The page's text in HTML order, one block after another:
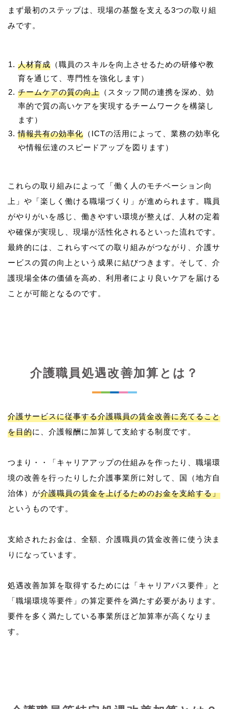
まず最初のステップは、現場の基盤を支える3つの取り組
人材育成 （職員のスキルを向上させるための研修や教
育を通じて、専門性を強化します）
チームケアの質の向上 （スタッフ間の連携を深め、効
率的で質の高いケアを実現するチームワークを構築し
ます）
情報共有の効率化 （ICTの活用によって、業務の効率化
や情報伝達のスピードアップを図ります）
これらの取り組みによって「働く人のモチベーション向
上」や「楽しく働ける職場づくり」が進められます。職員
がやりがいを感じ、働きやすい環境が整えば、人材の定着
や確保が実現し、現場が活性化されるといった流れです。
最終的には、これらすべての取り組みがつながり、介護サ
ービスの質の向上という成果に結びつきます。そして、介
護現場全体の価値を高め、利用者により良いケアを届ける
介護職員処遇改善加算とは？
介護サービスに従事する介護職員の賃金改善に充てること
を目的に、介護報酬に加算して支給する制度です。
つまり・・「キャリアアップの仕組みを作ったり、職場環
境の改善を行ったりした介護事業所に対して、国（地方自
治体）が介護職員の賃金を上げるためのお金を支給する」
というものです。
支給されたお金は、全額、介護職員の賃金改善に使う決ま
りになっています。
処遇改善加算を取得するためには「キャリアパス要件」と
「職場環境等要件」の算定要件を満たす必要があります。
要件を多く満たしている事業所ほど加算率が高くなりま
す。